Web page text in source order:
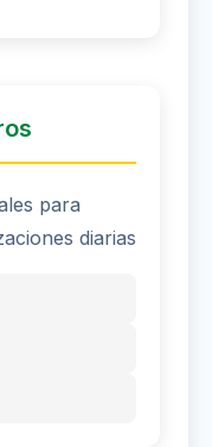
para
diarias